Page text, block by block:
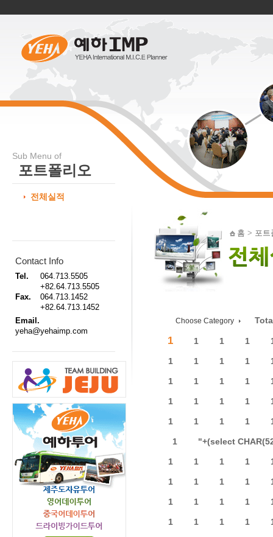
Sub Menu of
포트폴리오
전체실적
Contact Info
Tel.
064.713.5505
+82.64.713.5505
Fax.
064.713.1452
+82.64.713.1452
Email.
yeha@yehaimp.com
홈 > 포트
Choose Category
1 1 1 1
1 1 1 1
1 1 1 1
1 1 1 1
1 1 1 1
1 "+(select
1 1 1 1
1 1 1 1
1 1 1 1
1 1 1 1